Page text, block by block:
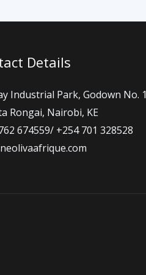
Details
Industrial Park, Godown No. 1
Rongai, Nairobi, KE
674559/ +254 701 328528